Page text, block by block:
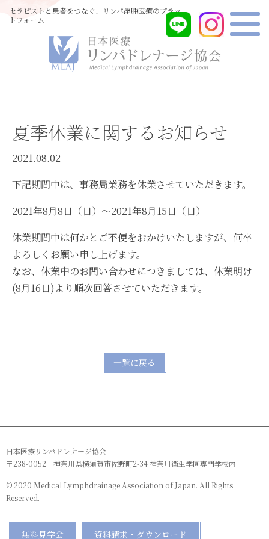
セラピストと患者をつなぐ、リンパ浮腫医療のプラッ
トフォーム
夏季休業に関するお知らせ
2021.08.02
下記期間中は、事務局業務を休業させていただきます。
2021年8月8日（日）～2021年8月15日（日）
休業期間中は何かとご不便をおかけいたしますが、何卒
よろしくお願い申し上げます。
なお、休業中のお問い合わせにつきましては、休業明け
(8月16日)より順次回答させていただきます。
一覧に戻る
日本医療リンパドレナージ協会
〒238-0052 神奈川県横須賀市佐野町2-34 神奈川衛生学園専門学校内
© 2020 Medical Lymphdrainage Association of Japan. All Rights
Reserved.
無料見学会 資料請求・ダウンロード